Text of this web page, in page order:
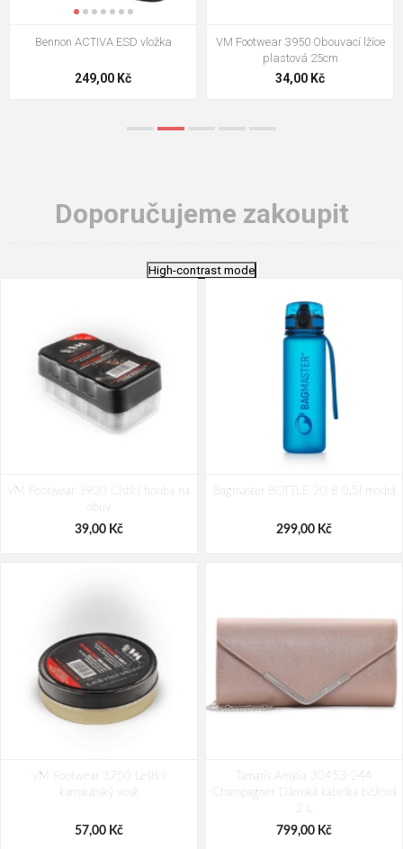
VM Footwear 3009 Vkládací stélka
124,00 Kč
VM Footwear 3102 Tkaničky
ploché
18,70 Kč
Doporučujeme zakoupit
High-contrast mode
VM Footwear 3900 Čistící houba na
obuv
39,00 Kč
Bagmaster BOTTLE 20 B 0,5l modrá
299,00 Kč
VM Footwear 3750 Leštící
karnaubský vosk
57,00 Kč
Tamaris Amalia 30453-244
Champagner Dámská kabelka béžová
2 L
799,00 Kč